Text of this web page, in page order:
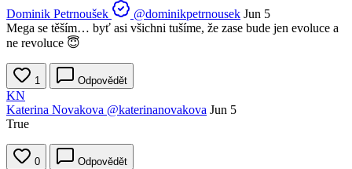
Dominik Petrnoušek
@dominikpetrnousek Jun 5
Mega se těším… byť asi všichni tušíme, že zase bude jen evoluce a
ne revoluce 😇
1 Odpovědět
KN
Katerina Novakova @katerinanovakova Jun 5
True
0 Odpovědět